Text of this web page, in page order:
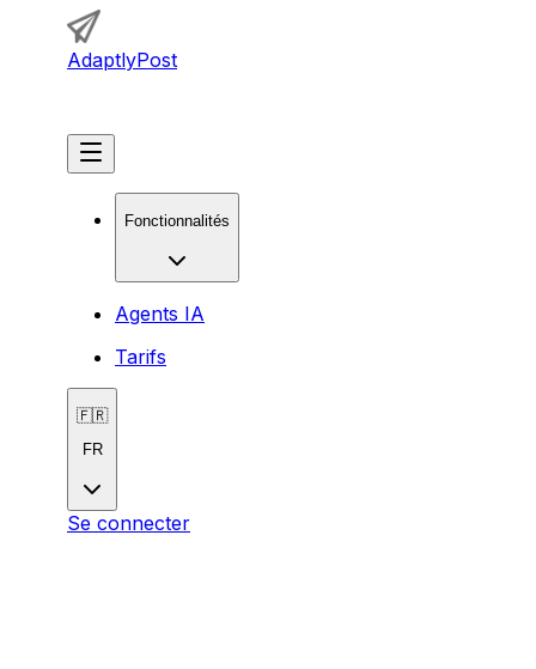
AdaptlyPost
Fonctionnalités
Agents IA
Tarifs
🇫🇷
FR
Se connecter